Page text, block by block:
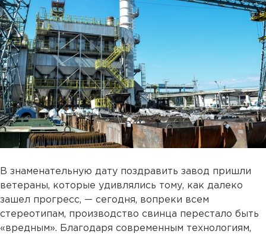
В знаменательную дату поздравить завод пришли
ветераны, которые удивлялись тому, как далеко
зашел прогресс, — сегодня, вопреки всем
стереотипам, производство свинца перестало быть
«вредным». Благодаря современным технологиям,